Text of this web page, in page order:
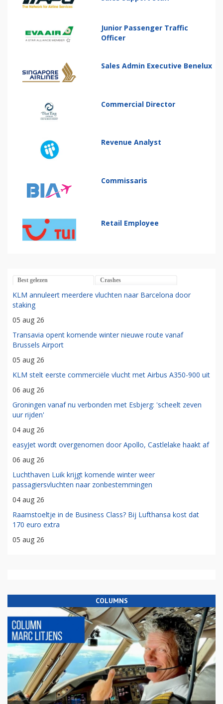
Junior Passenger Traffic
Officer
Sales Admin Executive Benelux
Commercial Director
Revenue Analyst
Commissaris
Retail Employee
Best gelezen Crashes
KLM annuleert meerdere vluchten naar Barcelona door
staking
05 aug 26
Transavia opent komende winter nieuwe route vanaf
Brussels Airport
05 aug 26
KLM stelt eerste commerciële vlucht met Airbus A350-900 uit
06 aug 26
Groningen vanaf nu verbonden met Esbjerg: 'scheelt zeven
uur rijden'
04 aug 26
easyJet wordt overgenomen door Apollo, Castlelake haakt af
06 aug 26
Luchthaven Luik krijgt komende winter weer
passagiersvluchten naar zonbestemmingen
04 aug 26
Raamstoeltje in de Business Class? Bij Lufthansa kost dat
170 euro extra
05 aug 26
COLUMNS